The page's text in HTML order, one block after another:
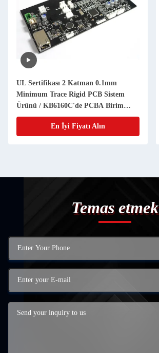
UL Sertifikası 2 Katman 0.1mm
Minimum Trace Rigid PCB Sistem
Ürünü / KB6160C'de PCBA Birim
Ürünü
En İyi Fiyatı Alın
Temas etmek